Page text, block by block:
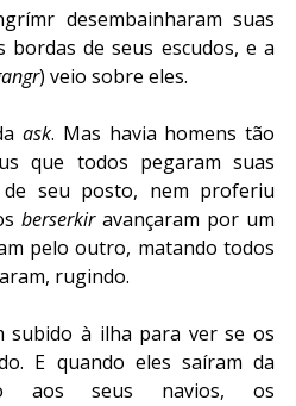
desembainharam suas
bordas de seus escudos, e a
) veio sobre eles.
ask. Mas havia homens tão
que todos pegaram suas
seu posto, nem proferiu
berserkir avançaram por um
pelo outro, matando todos
rugindo.
E quando eles saíram da